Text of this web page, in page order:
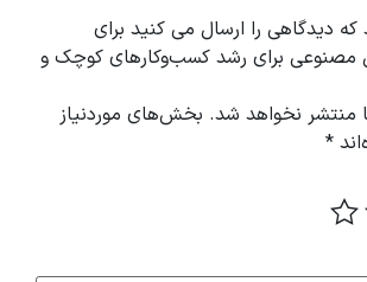
که دیدگاهی را ارسال می کنید برای
مصنوعی برای رشد کسب‌وکارهای کوچک و
منتشر نخواهد شد. بخش‌های موردنیاز
*